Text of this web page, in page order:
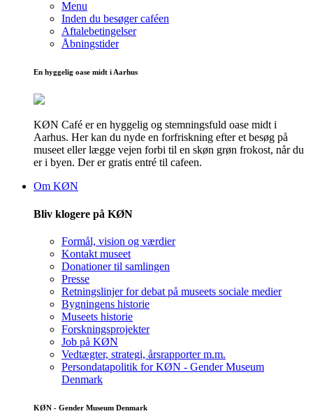
Menu
Inden du besøger caféen
Aftalebetingelser
Åbningstider
En hyggelig oase midt i Aarhus
KØN Café er en hyggelig og stemningsfuld oase midt i
Aarhus. Her kan du nyde en forfriskning efter et besøg på
museet eller lægge vejen forbi til en skøn grøn frokost, når du
er i byen. Der er gratis entré til cafeen.
Om KØN
Bliv klogere på KØN
Formål, vision og værdier
Kontakt museet
Donationer til samlingen
Presse
Retningslinjer for debat på museets sociale medier
Bygningens historie
Museets historie
Forskningsprojekter
Job på KØN
Vedtægter, strategi, årsrapporter m.m.
Persondatapolitik for KØN - Gender Museum
Denmark
KØN - Gender Museum Denmark